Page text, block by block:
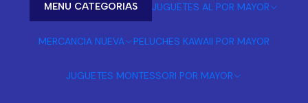
MENU CATEGORIAS JUGUETES AL POR MAYOR
MERCANCIA NUEVA PELUCHES KAWAII POR MAYOR
JUGUETES MONTESSORI POR MAYOR